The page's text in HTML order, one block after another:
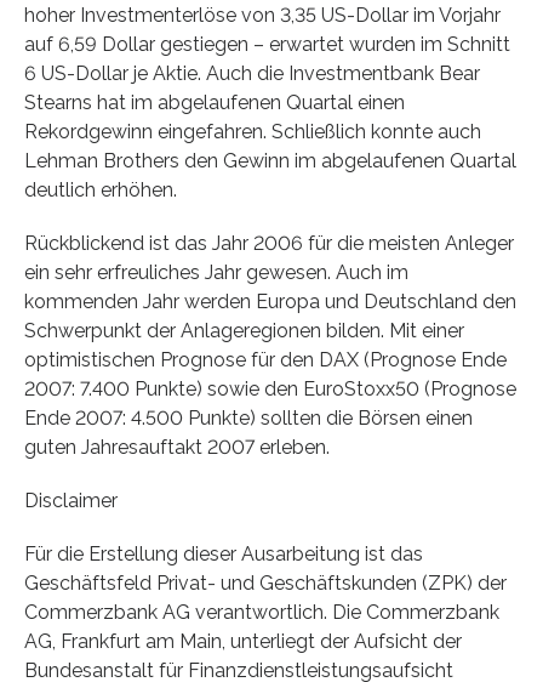
hoher Investmenterlöse von 3,35 US-Dollar im Vorjahr
auf 6,59 Dollar gestiegen – erwartet wurden im Schnitt
6 US-Dollar je Aktie. Auch die Investmentbank Bear
Stearns hat im abgelaufenen Quartal einen
Rekordgewinn eingefahren. Schließlich konnte auch
Lehman Brothers den Gewinn im abgelaufenen Quartal
deutlich erhöhen.
Rückblickend ist das Jahr 2006 für die meisten Anleger
ein sehr erfreuliches Jahr gewesen. Auch im
kommenden Jahr werden Europa und Deutschland den
Schwerpunkt der Anlageregionen bilden. Mit einer
optimistischen Prognose für den DAX (Prognose Ende
2007: 7.400 Punkte) sowie den EuroStoxx50 (Prognose
Ende 2007: 4.500 Punkte) sollten die Börsen einen
guten Jahresauftakt 2007 erleben.
Disclaimer
Für die Erstellung dieser Ausarbeitung ist das
Geschäftsfeld Privat- und Geschäftskunden (ZPK) der
Commerzbank AG verantwortlich. Die Commerzbank
AG, Frankfurt am Main, unterliegt der Aufsicht der
Bundesanstalt für Finanzdienstleistungsaufsicht